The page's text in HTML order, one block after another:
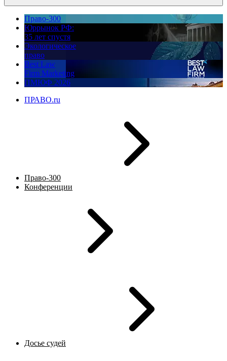
Право-300
Юррынок РФ:
35 лет спустя
Экологическое
право
Best Law
Firm Marketing
ПМЮФ 2026
ПРАВО.ru
Право-300
Конференции
Досье судей